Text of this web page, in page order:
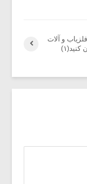
و آلات